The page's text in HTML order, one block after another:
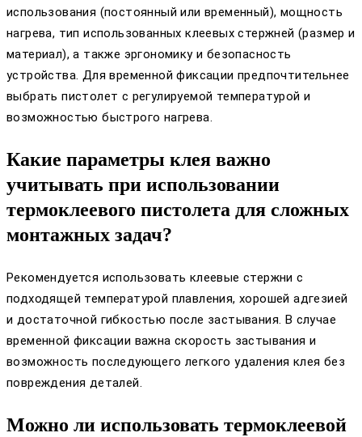
использования (постоянный или временный), мощность
нагрева, тип использованных клеевых стержней (размер и
материал), а также эргономику и безопасность
устройства. Для временной фиксации предпочтительнее
выбрать пистолет с регулируемой температурой и
возможностью быстрого нагрева.
Какие параметры клея важно
учитывать при использовании
термоклеевого пистолета для сложных
монтажных задач?
Рекомендуется использовать клеевые стержни с
подходящей температурой плавления, хорошей адгезией
и достаточной гибкостью после застывания. В случае
временной фиксации важна скорость застывания и
возможность последующего легкого удаления клея без
повреждения деталей.
Можно ли использовать термоклеевой